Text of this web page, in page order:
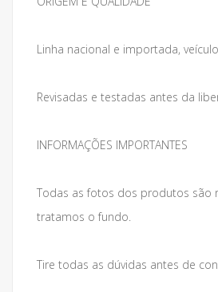
Linha nacional e importada,
Revisadas e testadas antes da
INFORMAÇÕES IMPORTANTES
Todas as fotos dos produtos são
tratamos o fundo.
Tire todas as dúvidas antes de